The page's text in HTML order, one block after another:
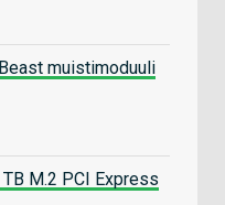
muistimoduuli
M.2 PCI Express